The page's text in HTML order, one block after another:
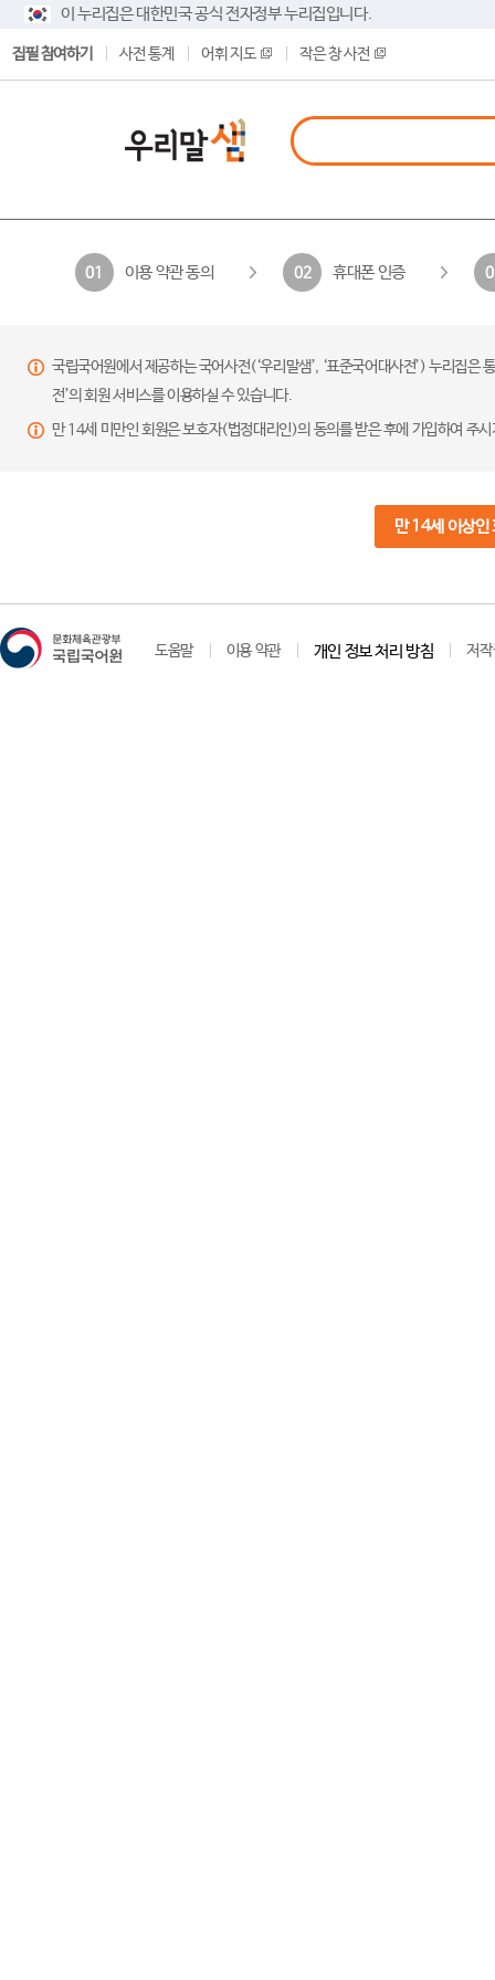
이 누리집은 대한민국 공식 전자정부 누리집입니다.
집필 참여하기 사전 통계 어휘 지도 작은 창 사전
01 이용 약관 동의 02 휴대폰 인증
국립국어원에서 제공하는 국어사전(‘우리말샘’, ‘표준국어대사전’) 누리집
전’의 회원 서비스를 이용하실 수 있습니다.
만 14세 미만인 회원은 보호자(법정대리인)의 동의를 받은 후에 가입하여 주
만 14세 이상인
도움말 이용 약관 개인 정보 처리 방침 저